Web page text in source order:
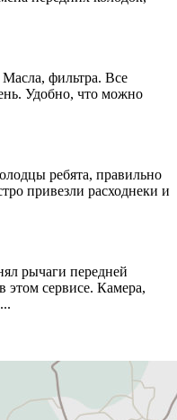
фильтра. Все
Удобно, что можно
ребята, правильно
привезли расходнеки и
рычаги передней
этом сервисе. Камера,